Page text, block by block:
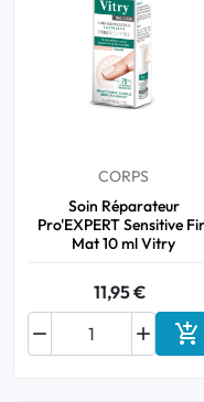
CORPS
Soin Réparateur
Pro'EXPERT Sensitive
Mat 10 ml Vitry
11,95 €

 